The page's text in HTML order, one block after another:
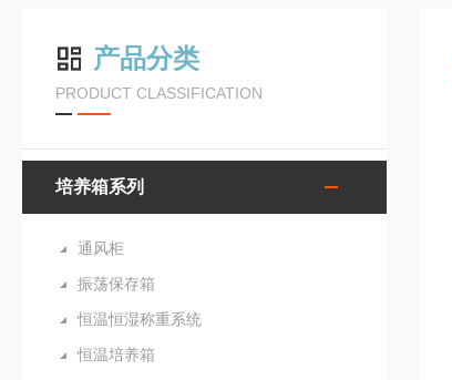
产品分类
PRODUCT CLASSIFICATION
培养箱系列
通风柜
振荡保存箱
恒温恒湿称重系统
恒温培养箱